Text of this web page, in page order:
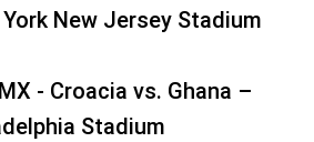
New Jersey Stadium
- Croacia vs. Ghana –
Stadium